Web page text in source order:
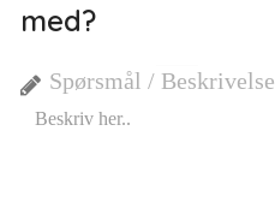
med?
Spørsmål / Beskrivelse